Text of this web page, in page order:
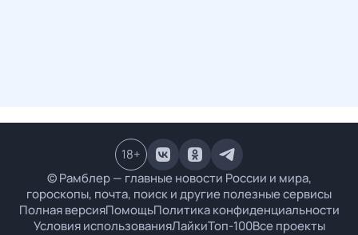
© Рамблер — главные новости России и мира,
гороскопы, почта, поиск и другие полезные сервисы
Полная версияПомощьПолитика конфиденциальности
Условия использованияЛайкиТоп-100Все проекты
18+